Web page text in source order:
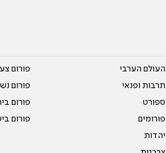
העולם הערבי
תרבות ופנאי
ספורט
פורומים
יהדות
פורום
פורום
פורום
פורום